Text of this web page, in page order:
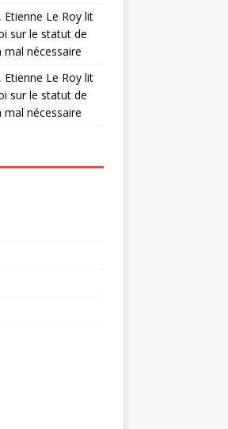
Etienne Le Roy lit
sur le statut de
mal nécessaire
Etienne Le Roy lit
sur le statut de
mal nécessaire